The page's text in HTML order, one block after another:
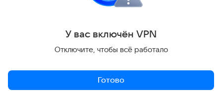
У вас включён VPN
Отключите, чтобы всё работало
Готово